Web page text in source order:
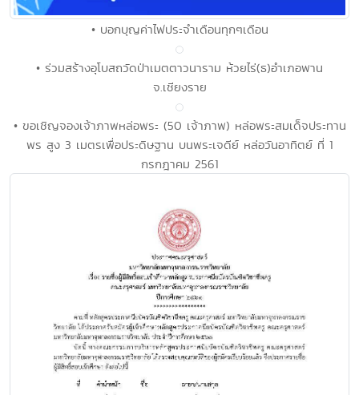
• บอกบุญค่าไฟประจำเดือนทุกๆเดือน
• ร่วมสร้างอุโบสถวัดป่าเมตตาวนาราม ห้วยไร่(ธ)อำเภอพาน
จ.เชียงราย
• ขอเชิญจองเจ้าภาพหล่อพระ (50 เจ้าภาพ) หล่อพระสมเด็จประทาน
พร สูง 3 เมตรเพื่อประดิษฐาน บนพระเจดีย์ หล่อวันอาทิตย์ ที่ 1